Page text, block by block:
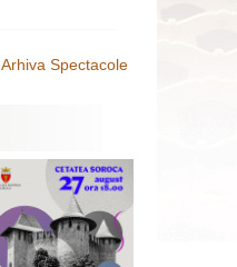
Arhiva Spectacole